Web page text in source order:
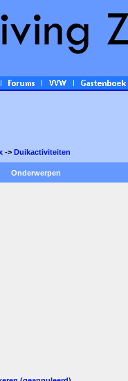
-> Duikactiviteiten
Onderwerpen